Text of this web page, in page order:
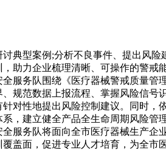
型案例;分析不良事件、提出风险
助力企业梳理清晰、可操作的警戒
务队围绕《医疗器械警戒质量管理
规范数据上报流程、掌握风险信
对性地提出风险控制建议。同时
，建立健全产品全生命周期风险管理
务队将面向全市医疗器械生产企
盖面，促进专业人才培育，为全市